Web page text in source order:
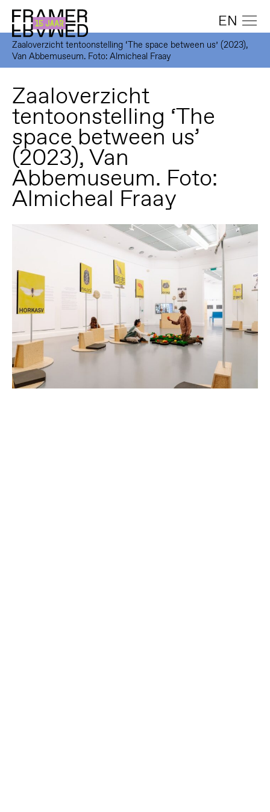
EN
Zaaloverzicht tentoonstelling ‘The space between us’ (2023),
Van Abbemuseum. Foto: Almicheal Fraay
Zaaloverzicht
tentoonstelling ‘The
space between us’
(2023), Van
Abbemuseum. Foto:
Almicheal Fraay